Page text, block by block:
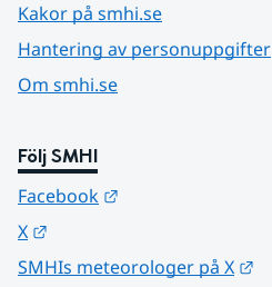
Kakor på smhi.se
Hantering av personuppgifter
Om smhi.se
Följ SMHI
Facebook
X
SMHIs meteorologer på X